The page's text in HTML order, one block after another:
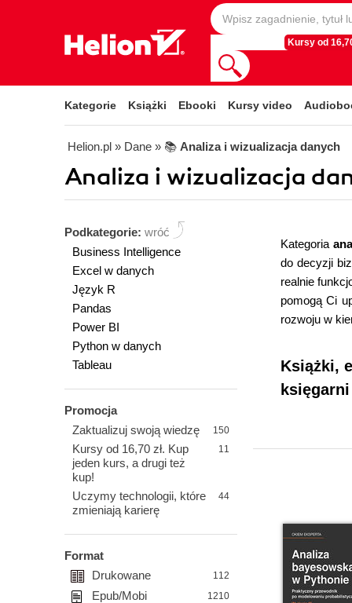
Kursy od
Kategorie Książki Ebooki Kursy video
Helion.pl » Dane » 📚 Analiza i wizualizacja danych
Analiza i wizualizacja
Podkategorie: wróć
Business Intelligence
Excel w danych
Język R
Pandas
Power BI
Python w danych
Tableau
Promocja
Zaktualizuj swoją wiedzę
150
Kursy od 16,70 zł. Kup
jeden kurs, a drugi też
kup!
11
Uczymy technologii, które
zmieniają karierę
44
Format
Drukowane
112
Epub/Mobi 1210
Kategoria
do decyzji
realnie
pomogą Ci
rozwoju w
Książki,